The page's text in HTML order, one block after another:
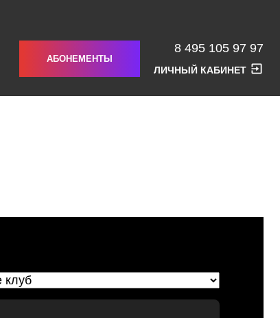
АБОНЕМЕНТЫ
8 495 105 97 97
ЛИЧНЫЙ КАБИНЕТ